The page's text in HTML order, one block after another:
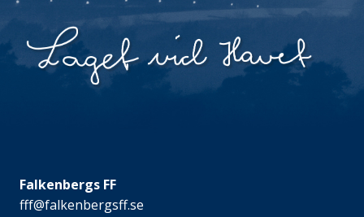
Falkenbergs FF
fff@falkenbergsff.se